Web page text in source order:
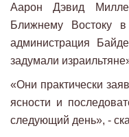
Аарон Дэвид
Ближнему Востоку в
администрация
задумали
«Они практически
ясности и
следующий день», -